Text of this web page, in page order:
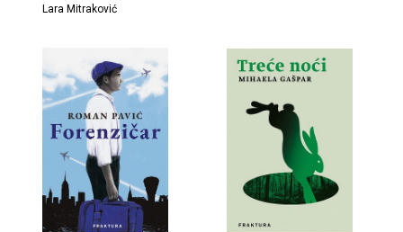
Lara Mitraković